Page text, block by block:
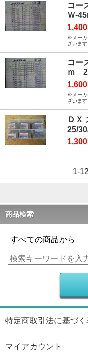
コー
Ｗ-
※メーカ
ざいます
コー
ｍ
※メーカ
ざいます
ＤＸ
25/
1-
商品検索
特定商取引法に基づく
マイアカウント